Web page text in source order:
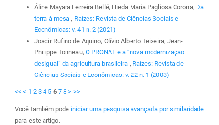
Áline Mayara Ferreira Bellé, Hieda Maria Pagliosa Corona, Da
terra à mesa , Raízes: Revista de Ciências Sociais e
Econômicas: v. 41 n. 2 (2021)
Joacir Rufino de Aquino, Olívio Alberto Teixeira, Jean-
Philippe Tonneau, O PRONAF e a “nova modernização
desigual” da agricultura brasileira , Raízes: Revista de
Ciências Sociais e Econômicas: v. 22 n. 1 (2003)
<< < 1 2 3 4 5 6 7 8 > >>
Você também pode iniciar uma pesquisa avançada por similaridade
para este artigo.